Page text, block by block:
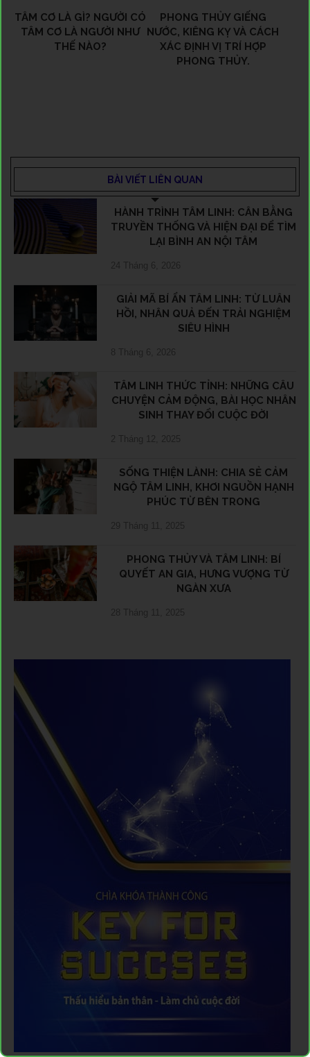
TÂM CƠ LÀ GÌ? NGƯỜI CÓ
TÂM CƠ LÀ NGƯỜI NHƯ
THẾ NÀO?
PHONG THỦY GIẾNG
NƯỚC, KIÊNG KỴ VÀ CÁCH
XÁC ĐỊNH VỊ TRÍ HỢP
PHONG THỦY.
BÀI VIẾT LIÊN QUAN
HÀNH TRÌNH TÂM LINH: CÂN BẰNG
TRUYỀN THỐNG VÀ HIỆN ĐẠI ĐỂ TÌM
LẠI BÌNH AN NỘI TÂM
24 Tháng 6, 2026
GIẢI MÃ BÍ ẨN TÂM LINH: TỪ LUÂN
HỒI, NHÂN QUẢ ĐẾN TRẢI NGHIỆM
SIÊU HÌNH
8 Tháng 6, 2026
TÂM LINH THỨC TỈNH: NHỮNG CÂU
CHUYỆN CẢM ĐỘNG, BÀI HỌC NHÂN
SINH THAY ĐỔI CUỘC ĐỜI
2 Tháng 12, 2025
SỐNG THIỆN LÀNH: CHIA SẺ CẢM
NGỘ TÂM LINH, KHƠI NGUỒN HẠNH
PHÚC TỪ BÊN TRONG
29 Tháng 11, 2025
PHONG THỦY VÀ TÂM LINH: BÍ
QUYẾT AN GIA, HƯNG VƯỢNG TỪ
NGÀN XƯA
28 Tháng 11, 2025